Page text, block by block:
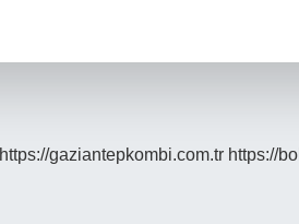
https://gaziantepkombi.com.tr https://